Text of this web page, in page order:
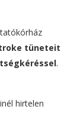
tüneteit
.
hirtelen